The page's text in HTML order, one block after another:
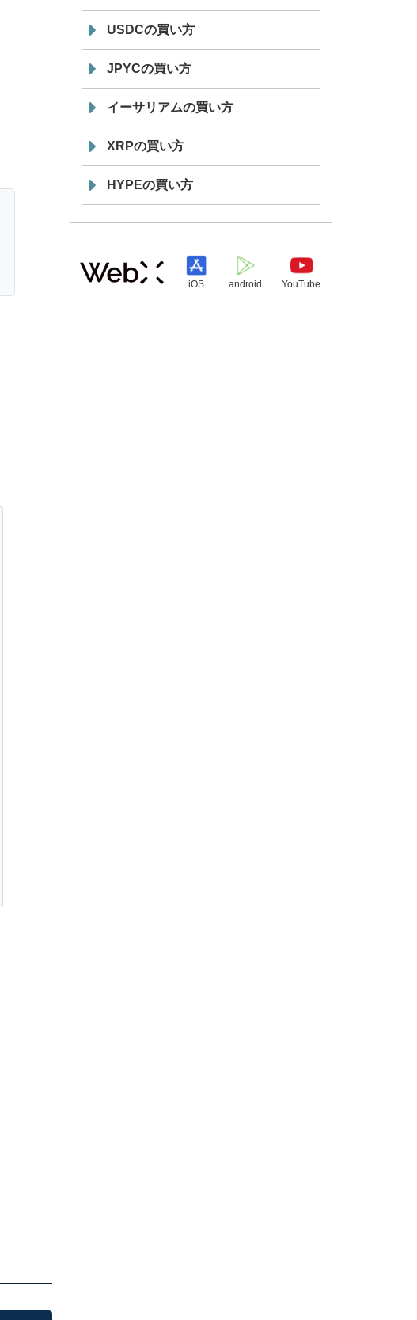
USDCの買い方
JPYCの買い方
イーサリアムの買い方
XRPの買い方
HYPEの買い方
iOS android YouTube